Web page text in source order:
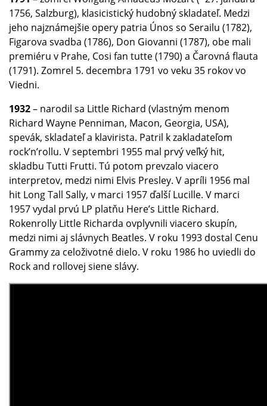
1756, Salzburg), klasicistický hudobný skladateľ. Medzi
jeho najznámejšie opery patria Únos so Serailu (1782),
Figarova svadba (1786), Don Giovanni (1787), obe mali
premiéru v Prahe, Cosi fan tutte (1790) a Čarovná flauta
(1791). Zomrel 5. decembra 1791 vo veku 35 rokov vo
Viedni.
1932– narodil sa Little Richard (vlastným menom
Richard Wayne Penniman, Macon, Georgia, USA),
spevák, skladateľ a klavirista. Patril k zakladateľom
rock’n’rollu. V septembri 1955 mal prvý veľký hit,
skladbu Tutti Frutti. Tú potom prevzalo viacero
interpretov, medzi nimi Elvis Presley. V apríli 1956 mal
hit Long Tall Sally, v marci 1957 ďalší Lucille. V marci
1957 vydal prvú LP platňu Here’s Little Richard.
Rokenrolly Little Richarda ovplyvnili viacero skupín,
medzi nimi aj slávnych Beatles. V roku 1993 dostal Cenu
Grammy za celoživotné dielo. V roku 1986 ho uviedli do
Rock and rollovej siene slávy.